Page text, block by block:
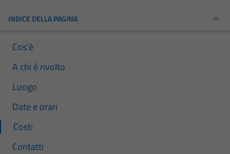
INDICE DELLA PAGINA
Cos'è
A chi è rivolto
Luogo
Date e orari
Costi
Contatti